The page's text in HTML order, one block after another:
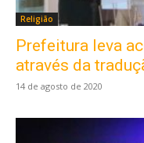
Religião
Prefeitura leva
através da
14 de agosto de 2020